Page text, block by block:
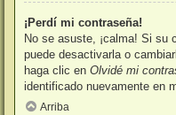
¡Perdí mi contraseña!
No se asuste, ¡calma! Si su
puede desactivarla o
haga clic en Olvidé mi
identificado nuevamente en
Arriba